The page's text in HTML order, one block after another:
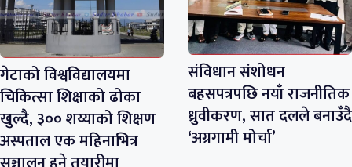
गेटाको विश्वविद्यालयमा
चिकित्सा शिक्षाको ढोका
खुल्दै, ३०० शय्याको शिक्षण
अस्पताल एक महिनाभित्र
संविधान संशोधन
बहसपत्रपछि नयाँ राजनीतिक
ध्रुवीकरण, सात दलले बनाउँदै
‘अग्रगामी मोर्चा’